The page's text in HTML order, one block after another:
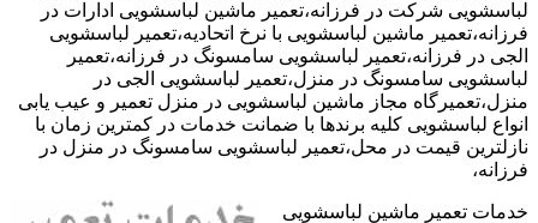
لباسشویی شرکت در فرزانه،تعمیر ماشین لباسشویی ادارات در
فرزانه،تعمیر ماشین لباسشویی با نرخ اتحادیه،تعمیر لباسشویی
الجی در فرزانه،تعمیر لباسشویی سامسونگ در فرزانه،تعمیر
لباسشویی سامسونگ در منزل،تعمیر لباسشویی الجی در
منزل،تعمیرگاه مجاز ماشین لباسشویی در منزل تعمیر و عیب یابی
انواع لباسشویی کلیه برندها با ضمانت خدمات در کمترین زمان با
نازلترین قیمت در محل،تعمیر لباسشویی سامسونگ در منزل در
فرزانه،
خدمات تعمیر ماشین لباسشویی